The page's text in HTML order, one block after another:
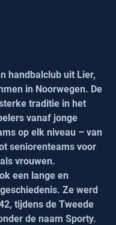
handbalclub uit Lier,
in Noorwegen. De
traditie in het
vanaf jonge
op elk niveau – van
seniorenteams voor
vrouwen.
een lange en
Ze werd
tijdens de Tweede
de naam Sporty.